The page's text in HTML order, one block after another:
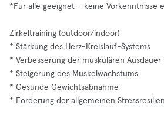
*Für alle geeignet – keine Vorkenntnisse
Zirkeltraining (outdoor/indoor)
* Stärkung des Herz-Kreislauf-Systems
* Verbesserung der muskulären
* Steigerung des Muskelwachstums
* Gesunde Gewichtsabnahme
* Förderung der allgemeinen